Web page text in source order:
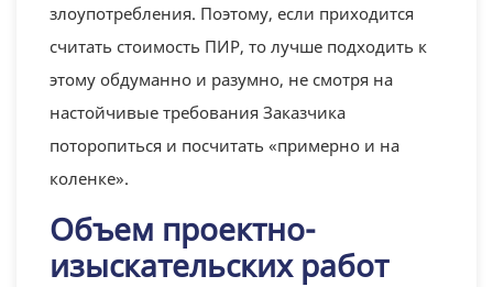
злоупотребления. Поэтому, если приходится
считать стоимость ПИР, то лучше подходить к
этому обдуманно и разумно, не смотря на
настойчивые требования Заказчика
поторопиться и посчитать «примерно и на
коленке».
Объем проектно-
изыскательских работ